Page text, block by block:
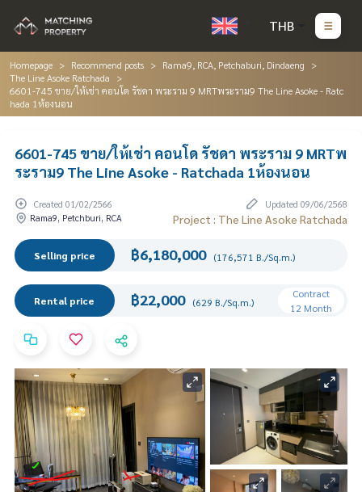
THB
Homepage Recommend posts
Rama9, RCA, Petchaburi, Dindaeng
The Line Asoke Ratchada
6601-745 ขาย/ให้เช่า คอนโด รัชดา พระราม 9 MRTพระราม9 The Line Asoke - Ratc
hada 1ห้องนอน
6601-745 ขาย/ให้เช่า คอนโด รัชดา พระราม 9 MRTพ
ระราม9 The Line Asoke - Ratchada 1ห้องนอน
Created 01/02/2566
Updated 09/06/2568
Rama9, Petchburi, RCA
Project : The Line Asoke Ratchada
Selling price ฿6,180,000 (176,571 B./Sq.m.)
Rental price ฿22,000 (629 B./Sq.m.)
Contract
12 Month